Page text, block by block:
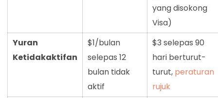
yang disokong
Visa)
Yuran
Ketidakaktifan
$1/bulan
selepas 12
bulan tidak
aktif
$3 selepas 90
hari berturut-
turut, peraturan
rujuk